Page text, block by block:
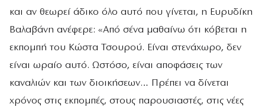
και αν θεωρεί άδικο όλο αυτό που γίνεται, η Ευρυδίκη
Βαλαβάνη ανέφερε: «Από σένα μαθαίνω ότι κόβεται η
εκπομπή του Κώστα Τσουρού. Είναι στενάχωρο, δεν
είναι ωραίο αυτό. Ωστόσο, είναι αποφάσεις των
καναλιών και των διοικήσεων… Πρέπει να δίνεται
χρόνος στις εκπομπές, στους παρουσιαστές, στις νέες